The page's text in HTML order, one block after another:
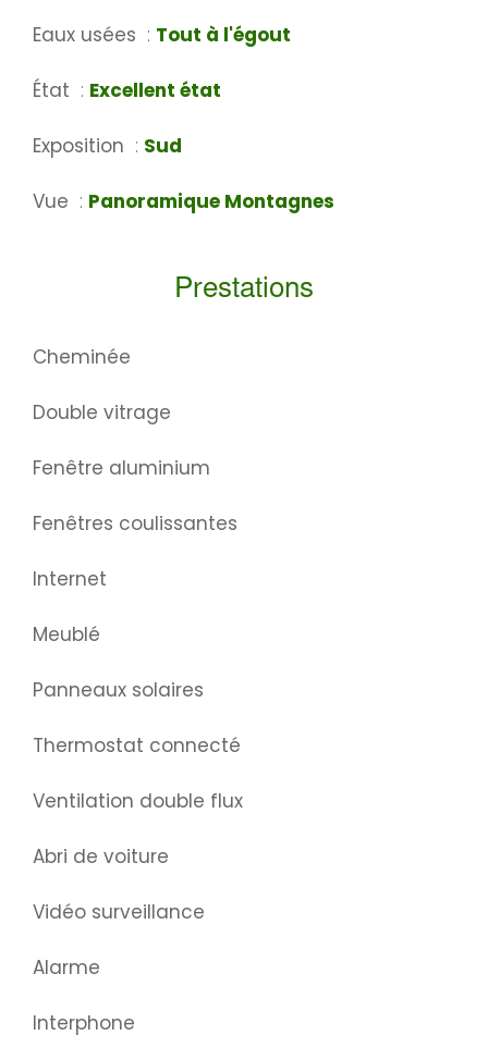
Eaux usées Tout à l'égout
État Excellent état
Exposition Sud
Vue Panoramique Montagnes
Prestations
Cheminée
Double vitrage
Fenêtre aluminium
Fenêtres coulissantes
Internet
Meublé
Panneaux solaires
Thermostat connecté
Ventilation double flux
Abri de voiture
Vidéo surveillance
Alarme
Interphone